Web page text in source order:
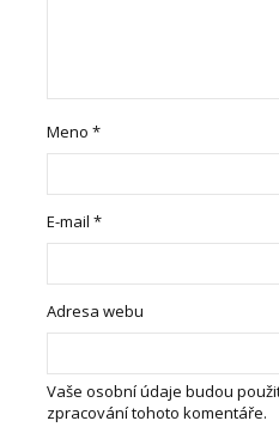
Meno*
E-mail*
Adresa webu
Vaše osobní údaje budou
zpracování tohoto komentáře.